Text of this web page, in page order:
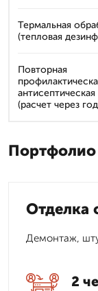
Термальная
(тепловая
Повторная
(расчет через
Портфолио
Отделка
Демонтаж,
2